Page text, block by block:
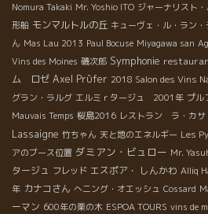
Nomura Takaki Mr. Yoshio ITO ジャーナリスト
形船 モンマルトルの丘 キューヴェ・ル・ラン
ん Mas Lau 2013 Paul Bocuse Miyagawa san
Vins des Moines 磯次郎 Symphonie
ム ロゼ Axel Prϋfer 2018 Salon des Vins
グラン・ラルグ エルミｒタージュ 2001年 プル
Mauvais Temps 桜島2016 レストラン ラ・カサ
Lassaigne 竹ちゃん 天と地のエネルギー Les
アのブース位置 ダミアン・ビュロー Mr.
タージュ フレッド エスポア・ しんかわ Alliq
年 カナコさん へニング・オエッシュ Cossard
ーマン 600年の栗の木 ESPOA TOURS vins de